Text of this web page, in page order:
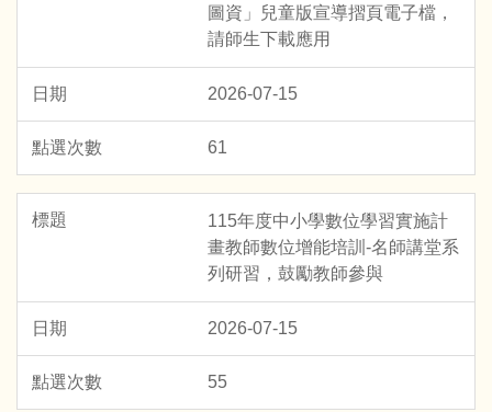
圖資」兒童版宣導摺頁電子檔，
請師生下載應用
2026-07-15
61
115年度中小學數位學習實施計
畫教師數位增能培訓-名師講堂系
列研習，鼓勵教師參與
2026-07-15
55